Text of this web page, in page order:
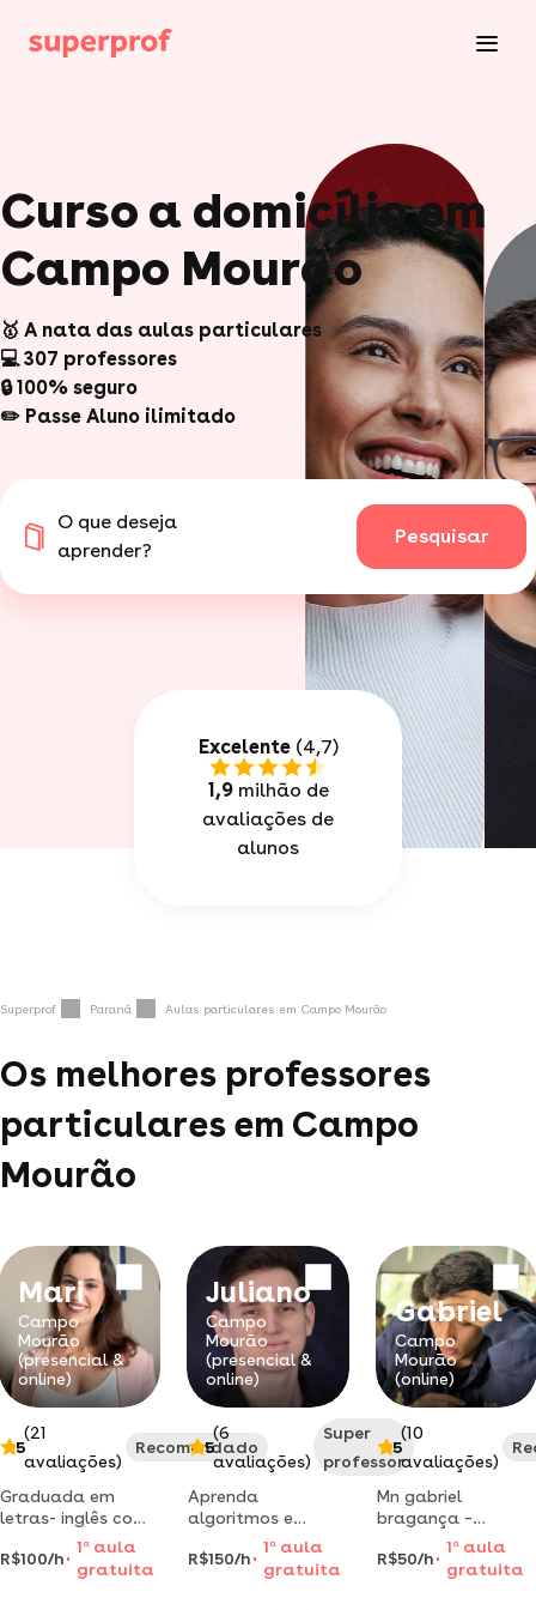
Curso a domicílio em
Campo Mourão
🥇 A nata das aulas particulares
💻 307 professores
🔒 100% seguro
✏️ Passe Aluno ilimitado
O que deseja
aprender?
Pesquisar
Excelente(4,7)
1,9milhão de
avaliações de
alunos
Superprof Paraná Aulas particulares em Campo Mourão
Os melhores professores
particulares em Campo
Mourão
Mari
Campo
Mourão
(presencial &
online)
5
(21
avaliações)
Recomendado
Graduada em
letras- inglês com
experiência de 12
anos ministrando
aulas de inglês.
R$100/h
1 aaula
gratuita
Juliano
Campo
Mourão
(presencial &
online)
5
(6
avaliações)
Super
professor
Aprenda
algoritmos e
programação com
base sólida em
lógica — python, c,
R$150/h
1 a aula
gratuita
Gabriel
Campo
Mourão
(online)
5
(10
avaliações)
Mn gabriel
bragança –
poucos horários
disponíveis -
chama no insta
R$50/h
1 aaula
gratuita